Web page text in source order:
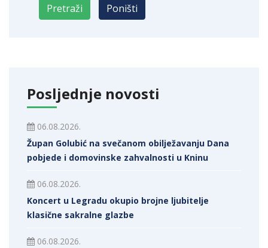
Posljednje novosti
06.08.2026.
Župan Golubić na svečanom obilježavanju Dana
pobjede i domovinske zahvalnosti u Kninu
06.08.2026.
Koncert u Legradu okupio brojne ljubitelje
klasične sakralne glazbe
06.08.2026.